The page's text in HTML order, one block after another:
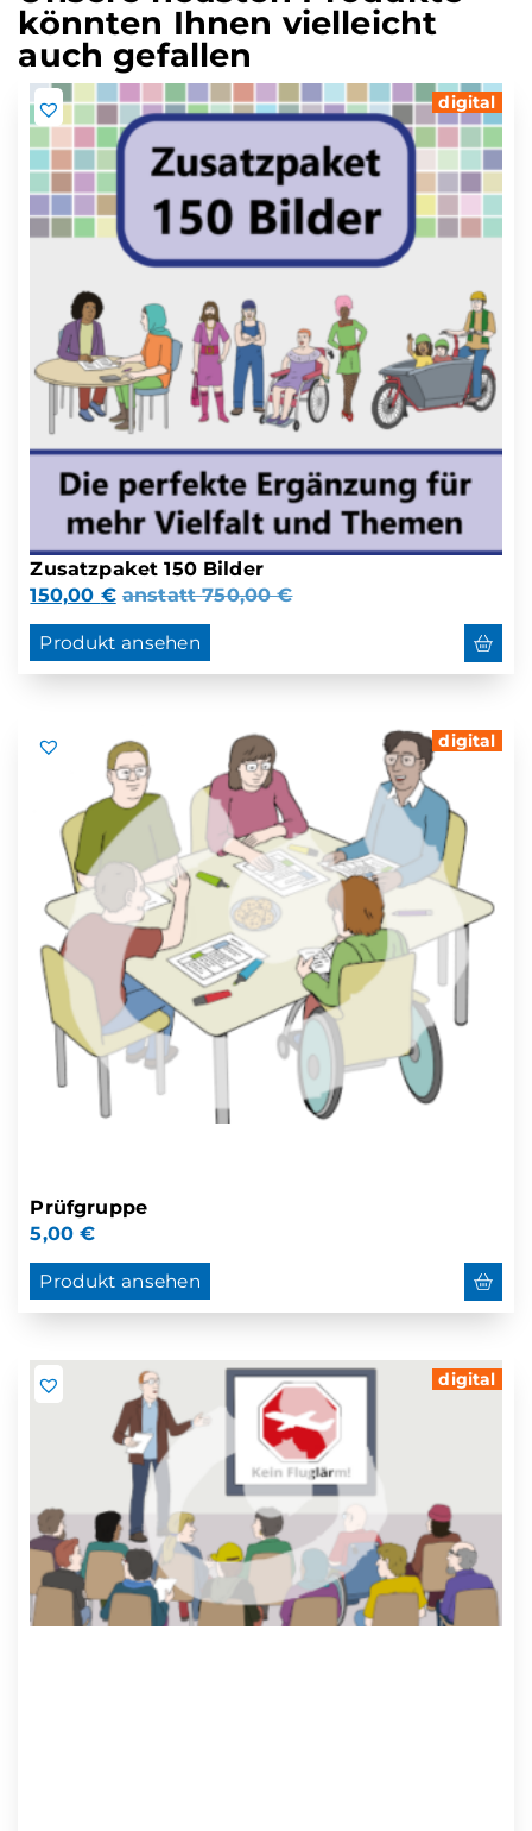
könnten Ihnen vielleicht
auch gefallen
digital
Zusatzpaket 150 Bilder
150,00 € anstatt750,00€
Produkt ansehen
digital
Prüfgruppe
5,00€
Produkt ansehen
digital